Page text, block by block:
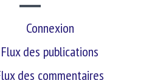
Connexion
Flux des publications
des commentaires